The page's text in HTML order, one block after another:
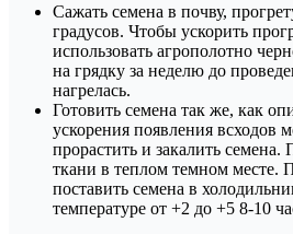
Сажать семена в почву,
градусов. Чтобы ускорить
использовать агрополотно
на грядку за неделю до
нагрелась.
Готовить семена так же, как
ускорения появления всходов
прорастить и закалить
ткани в теплом темном месте.
поставить семена в
температуре от +2 до +5 8-10